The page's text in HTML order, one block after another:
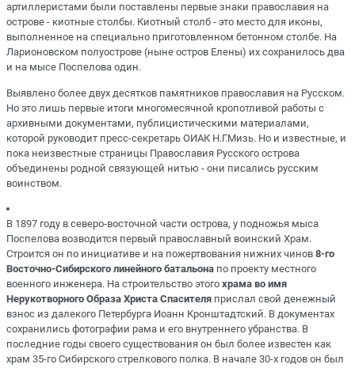
артиллеристами были поставлены первые знаки православия на
острове - киотные столбы. Киотный столб - это место для иконы,
выполненное на специально приготовленном бетонном столбе. На
Ларионовском полуострове (ныне остров Елены) их сохранилось два
и на мысе Поспелова один.
Выявлено более двух десятков памятников православия на Русском.
Но это лишь первые итоги многомесячной кропотливой работы с
архивными документами, публицистическими материалами,
которой руководит пресс-секретарь ОИАК Н.Г.Мизь. Но и известные, и
пока неизвестные страницы Православия Русского острова
объединены родной связующей нитью - они писались русским
воинством.
В 1897 году в северо-восточной части острова, у подножья мыса
Поспелова возводится первый православный воинский Храм.
Строится он по инициативе и на пожертвования нижних чинов 8-го
Восточно-Сибирского линейного батальона по проекту местного
военного инженера. На строительство этого храма во имя
Нерукотворного Образа Христа Спасителя прислал свой денежный
взнос из далекого Петербурга Иоанн Кронштадтский. В документах
сохранились фотографии рама и его внутреннего убранства. В
последние годы своего существования он был более известен как
храм 35-го Сибирского стрелкового полка. В начале 30-х годов он был